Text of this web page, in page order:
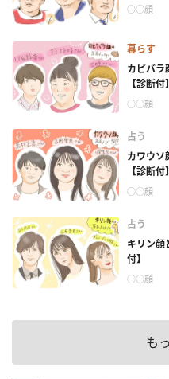
○○顔
暮らす
カピバ
【診断付】
○○顔
占う
カワウ
【診断付】
○○顔
占う
キリン
付】
○○顔
も